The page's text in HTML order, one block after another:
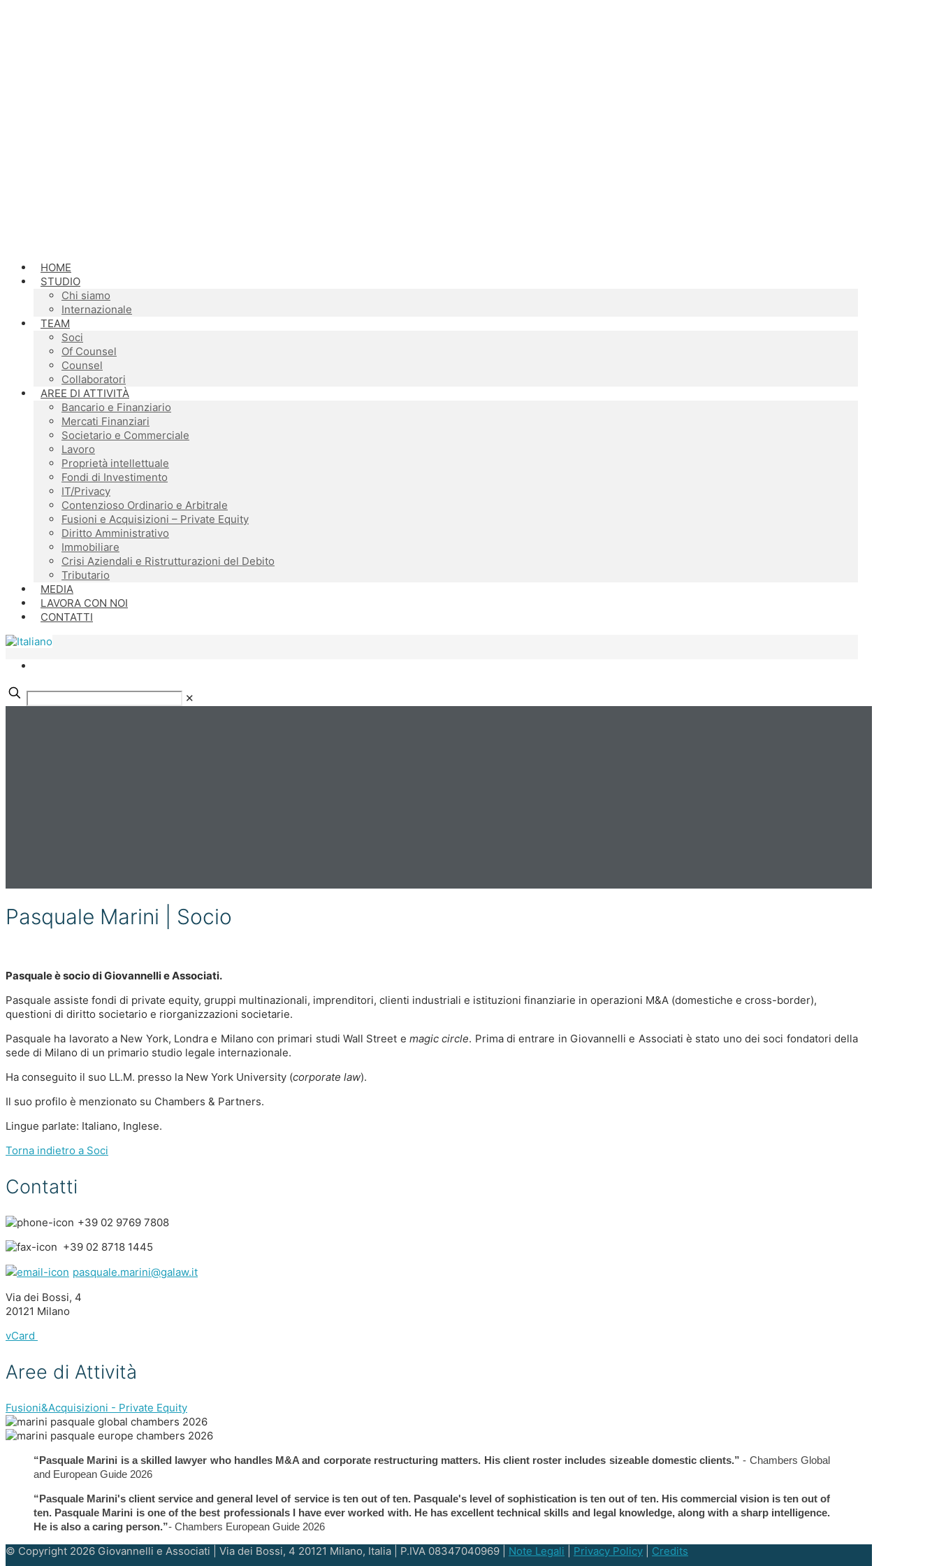
HOME
STUDIO
Chi siamo
Internazionale
TEAM
Soci
Of Counsel
Counsel
Collaboratori
AREE DI ATTIVITÀ
Bancario e Finanziario
Mercati Finanziari
Societario e Commerciale
Lavoro
Proprietà intellettuale
Fondi di Investimento
IT/Privacy
Contenzioso Ordinario e Arbitrale
Fusioni e Acquisizioni – Private Equity
Diritto Amministrativo
Immobiliare
Crisi Aziendali e Ristrutturazioni del Debito
Tributario
MEDIA
LAVORA CON NOI
CONTATTI
✕
Pasquale Marini | Socio
Pasquale è socio di Giovannelli e Associati.
Pasquale assiste fondi di private equity, gruppi multinazionali, imprenditori, clienti industriali e istituzioni finanziarie in operazioni M&A (domestiche e cross-border),
questioni di diritto societario e riorganizzazioni societarie.
Pasquale ha lavorato a New York, Londra e Milano con primari studi Wall Street e magic circle. Prima di entrare in Giovannelli e Associati è stato uno dei soci fondatori della
sede di Milano di un primario studio legale internazionale.
Ha conseguito il suo LL.M. presso la New York University (corporate law).
Il suo profilo è menzionato su Chambers & Partners.
Lingue parlate: Italiano, Inglese.
Torna indietro a Soci
Contatti
+39 02 9769 7808
+39 02 8718 1445
pasquale.marini@galaw.it
Via dei Bossi, 4
20121 Milano
vCard
Aree di Attività
Fusioni&Acquisizioni - Private Equity
“Pasquale Marini is a skilled lawyer who handles M&A and corporate restructuring matters. His client roster includes sizeable domestic clients.” - Chambers Global
and European Guide 2026
“Pasquale Marini's client service and general level of service is ten out of ten. Pasquale's level of sophistication is ten out of ten. His commercial vision is ten out of
ten. Pasquale Marini is one of the best professionals I have ever worked with. He has excellent technical skills and legal knowledge, along with a sharp intelligence.
He is also a caring person.”- Chambers European Guide 2026
© Copyright 2026 Giovannelli e Associati | Via dei Bossi, 4 20121 Milano, Italia | P.IVA 08347040969 | Note Legali Privacy Policy Credits